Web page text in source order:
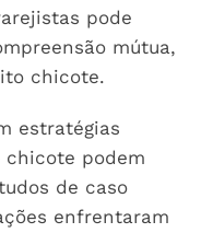
pode
mútua,
chicote.
estratégias
podem
de caso
enfrentaram